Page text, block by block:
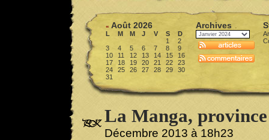
« Août 2026
L M M J V S
D
1
2
3
4 5 6 7 8
9
10
11 12 13 14 15
16
17
18 19 20 21 22
23
24
25 26 27 28 29
30
31
Archives
La Manga,
Décembre 2013 à 18h23